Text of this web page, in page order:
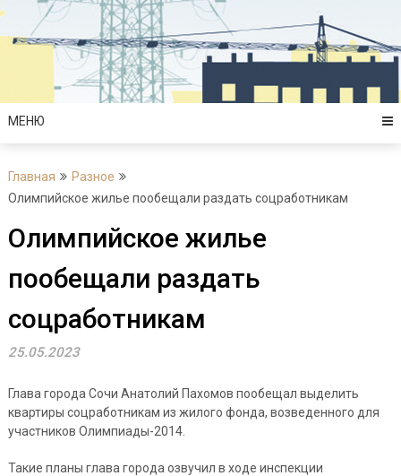
Перейти
содержимому
МЕНЮ
Главная
Разное
Олимпийское жилье пообещали раздать соцработникам
Олимпийское жилье
пообещали раздать
соцработникам
25.05.2023
Глава города Сочи Анатолий Пахомов пообещал выделить
квартиры соцработникам из жилого фонда, возведенного для
участников Олимпиады-2014.
Такие планы глава города озвучил в ходе инспекции